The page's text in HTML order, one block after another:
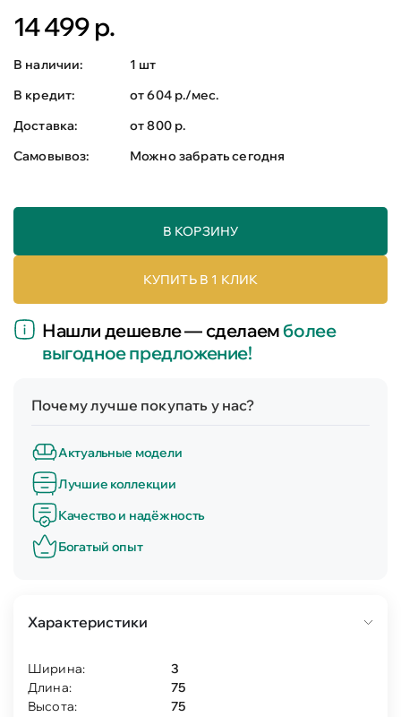
14 499 р.
В наличии:
1 шт
В кредит:
от 604 р./мес.
Доставка:
от 800 р.
Самовывоз:
Можно забрать сегодня
В КОРЗИНУ
КУПИТЬ В 1 КЛИК
Нашли дешевле — сделаемболее
выгодное предложение!
Почему лучше покупать у нас?
Актуальные модели
Лучшие коллекции
Качество и надёжность
Богатый опыт
Характеристики
Ширина:
3
Длина:
75
Высота:
75